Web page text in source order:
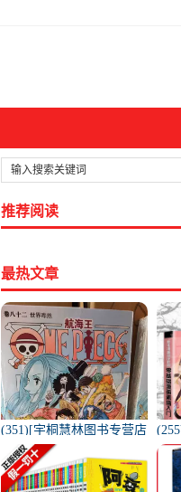
推荐阅读
最热文章
(351)[宇桐慧林图书专营店
漫画书籍]正版现货航海王
卷八十二 世界哗然 月销量
14件仅售9.9元
营
新
漫